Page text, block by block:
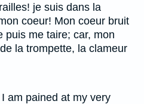
je suis dans la
coeur! Mon coeur bruit
puis me taire; car, mon
la trompette, la clameur
am pained at my very